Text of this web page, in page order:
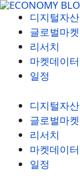
컨
디지털자산
글로벌마켓
리서치
마켓데이터
일정
디지털자산
글로벌마켓
리서치
마켓데이터
일정